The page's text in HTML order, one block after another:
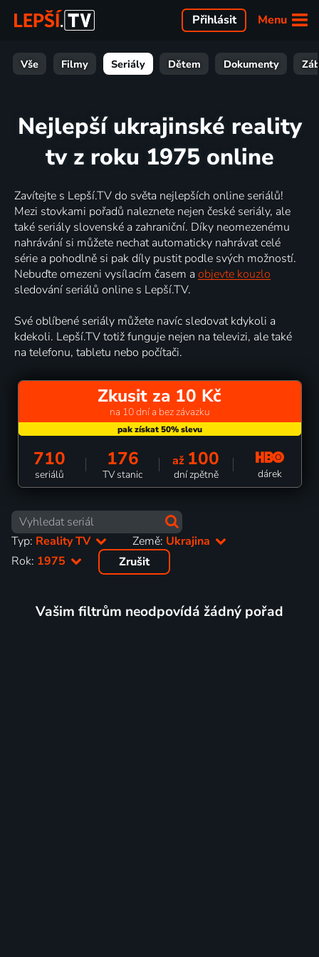
Menu
Přihlásit
Vše Filmy Seriály Dětem Dokumenty
Nejlepší ukrajinské reality
tv z roku 1975 online
Zavítejte s Lepší.TV do světa nejlepších online seriálů!
Mezi stovkami pořadů naleznete nejen české seriály, ale
také seriály slovenské a zahraniční. Díky neomezenému
nahrávání si můžete nechat automaticky nahrávat celé
série a pohodlně si pak díly pustit podle svých možností.
Nebuďte omezeni vysílacím časem a objevte kouzlo
sledování seriálů online s Lepší.TV.
Své oblíbené seriály můžete navíc sledovat kdykoli a
kdekoli. Lepší.TV totiž funguje nejen na televizi, ale také
na telefonu, tabletu nebo počítači.
Zkusit za 10 Kč
na 10 dní a bez závazku
710
seriálů
176
TV stanic
až 100
dní zpětně dárek
Typ: Reality TV Země: Ukrajina
Rok: 1975 Zrušit
Vašim filtrům neodpovídá žádný pořad